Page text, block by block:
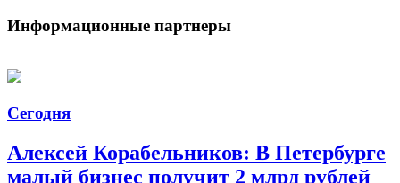
Информационные партнеры
Сегодня
Алексей Корабельников: В Петербурге
малый бизнес получит 2 млрд рублей